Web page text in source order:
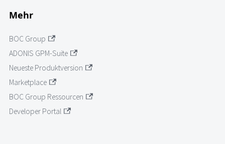
Mehr
BOC Group
ADONIS GPM-Suite
Neueste Produktversion
Marketplace
BOC Group Ressourcen
Developer Portal